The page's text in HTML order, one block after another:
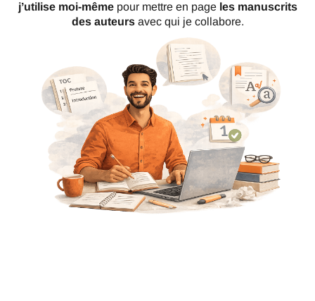
j’utilise moi-mêmepour mettre en page les manuscrits
des auteurs avec qui je collabore.